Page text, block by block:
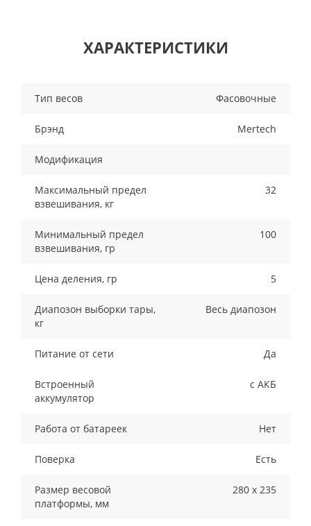
ХАРАКТЕРИСТИКИ
Тип весов Фасовочные
Брэнд Mertech
Модификация
Максимальный предел
взвешивания, кг
32
Минимальный предел
взвешивания, гр
100
Цена деления, гр 5
Диапозон выборки тары,
кг
Весь диапозон
Питание от сети Да
Встроенный
аккумулятор
с АКБ
Работа от батареек Нет
Поверка Есть
Размер весовой
платформы, мм
280 x 235